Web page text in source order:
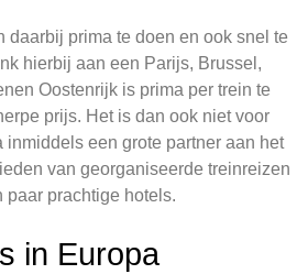
daarbij prima te doen en ook snel te
hierbij aan een Parijs, Brussel,
Oostenrijk is prima per trein te
prijs. Het is dan ook niet voor
inmiddels een grote partner aan het
van georganiseerde treinreizen
paar prachtige hotels.
in Europa